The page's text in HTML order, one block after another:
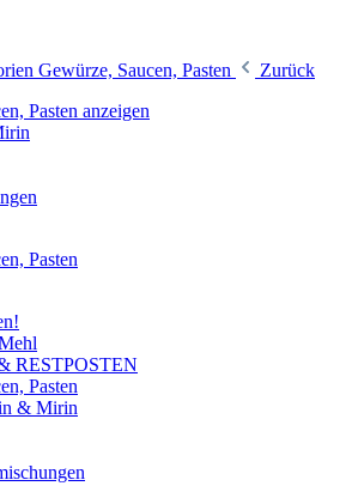
Gewürze, Saucen, Pasten
Zurück
Pasten anzeigen
Pasten
RESTPOSTEN
Pasten
& Mirin